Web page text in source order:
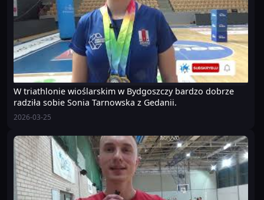
W triathlonie wioślarskim w Bydgoszczy bardzo dobrze
radziła sobie Sonia Tarnowska z Gedanii.
2026-03-25